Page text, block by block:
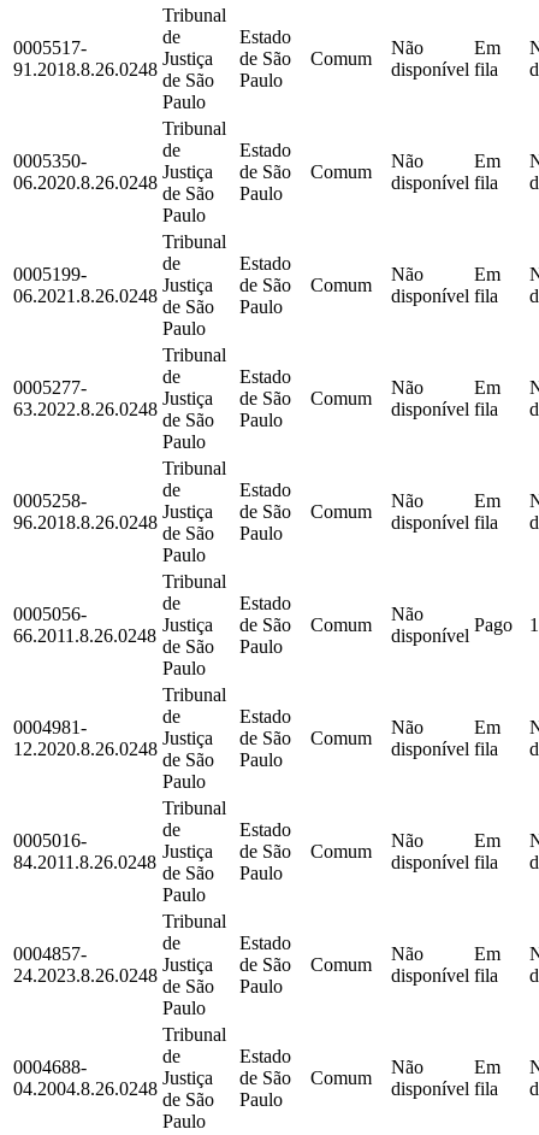
0005517-
91.2018.8.26.0248
Tribunal
de
Justiça
de São
Paulo
Estado
de São
Paulo
Comum
Não
disponível
Em
fila
0005350-
06.2020.8.26.0248
Tribunal
de
Justiça
de São
Paulo
Estado
de São
Paulo
Comum
Não
disponível
Em
fila
0005199-
06.2021.8.26.0248
Tribunal
de
Justiça
de São
Paulo
Estado
de São
Paulo
Comum
Não
disponível
Em
fila
0005277-
63.2022.8.26.0248
Tribunal
de
Justiça
de São
Paulo
Estado
de São
Paulo
Comum
Não
disponível
Em
fila
0005258-
96.2018.8.26.0248
Tribunal
de
Justiça
de São
Paulo
Estado
de São
Paulo
Comum
Não
disponível
Em
fila
0005056-
66.2011.8.26.0248
Tribunal
de
Justiça
de São
Paulo
Estado
de São
Paulo
Comum
Não
disponível
Pago
0004981-
12.2020.8.26.0248
Tribunal
de
Justiça
de São
Paulo
Estado
de São
Paulo
Comum
Não
disponível
Em
fila
0005016-
84.2011.8.26.0248
Tribunal
de
Justiça
de São
Paulo
Estado
de São
Paulo
Comum
Não
disponível
Em
fila
0004857-
24.2023.8.26.0248
Tribunal
de
Justiça
de São
Paulo
Estado
de São
Paulo
Comum
Não
disponível
Em
fila
0004688-
04.2004.8.26.0248
Tribunal
de
Justiça
de São
Paulo
Estado
de São
Paulo
Comum
Não
disponível
Em
fila